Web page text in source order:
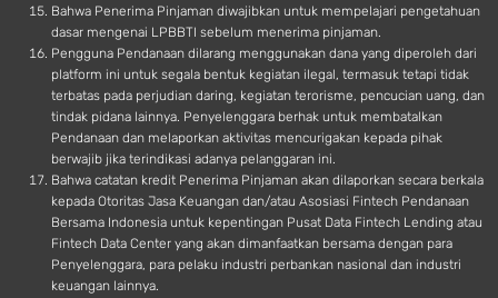
Bahwa Penerima Pinjaman diwajibkan untuk mempelajari pengetahuan
dasar mengenai LPBBTI sebelum menerima pinjaman.
Pengguna Pendanaan dilarang menggunakan dana yang diperoleh dari
platform ini untuk segala bentuk kegiatan ilegal, termasuk tetapi tidak
terbatas pada perjudian daring, kegiatan terorisme, pencucian uang, dan
tindak pidana lainnya. Penyelenggara berhak untuk membatalkan
Pendanaan dan melaporkan aktivitas mencurigakan kepada pihak
berwajib jika terindikasi adanya pelanggaran ini.
Bahwa catatan kredit Penerima Pinjaman akan dilaporkan secara berkala
kepada Otoritas Jasa Keuangan dan/atau Asosiasi Fintech Pendanaan
Bersama Indonesia untuk kepentingan Pusat Data Fintech Lending atau
Fintech Data Center yang akan dimanfaatkan bersama dengan para
Penyelenggara, para pelaku industri perbankan nasional dan industri
keuangan lainnya.